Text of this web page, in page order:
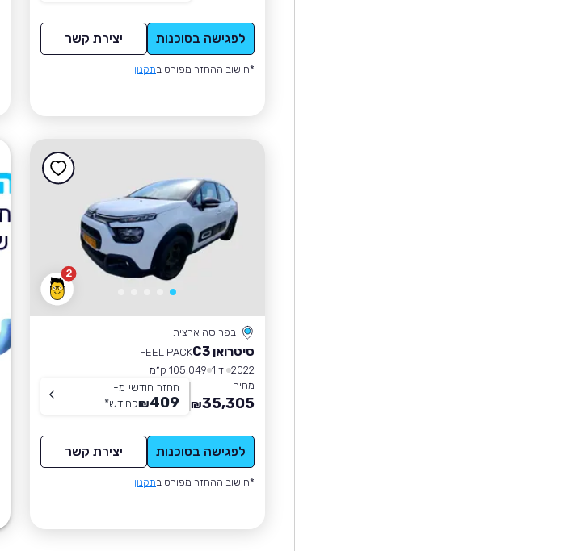
לפגישה בסוכנות יצירת קשר
*חישוב ההחזר מפורט בתקנון
2
בפריסה ארצית
סיטרואן C3
FEEL PACK
2022 יד 1
105,049 ק״מ
מחיר
35,305
₪
החזר חודשי מ-
409
₪לחודש*
לפגישה בסוכנות יצירת קשר
*חישוב ההחזר מפורט בתקנון